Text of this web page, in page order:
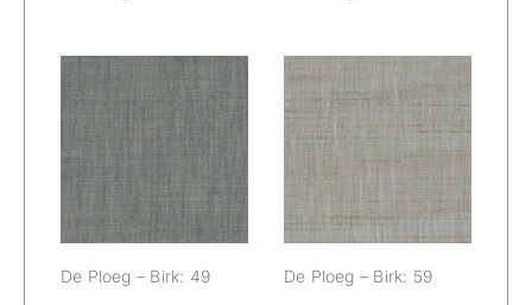
De Ploeg – Birk:
49
De Ploeg – Birk: 49
De Ploeg – Birk:
59
De Ploeg – Birk: 59